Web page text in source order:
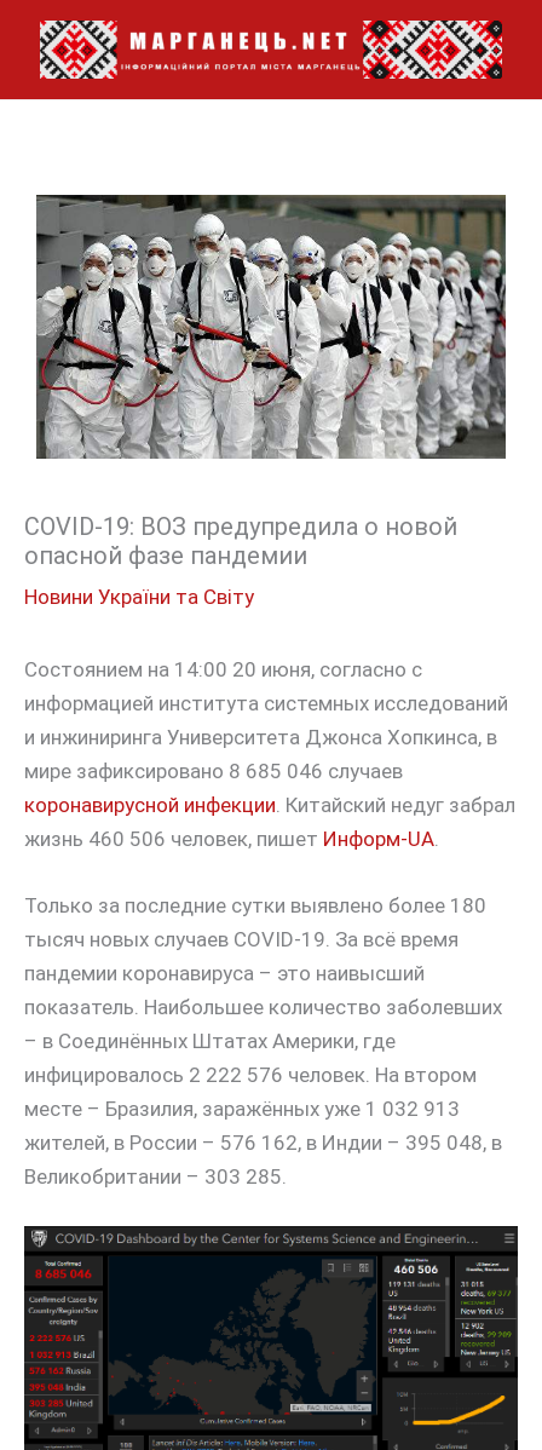
Перейти
вмісту
COVID-19: ВОЗ предупредила о новой
опасной фазе пандемии
Новини України та Світу
Состоянием на 14:00 20 июня, согласно с
информацией института системных исследований
и инжиниринга Университета Джонса Хопкинса, в
мире зафиксировано 8 685 046 случаев
коронавирусной инфекции . Китайский недуг забрал
жизнь 460 506 человек, пишет Информ-UA
Только за последние сутки выявлено более 180
тысяч новых случаев COVID-19. За всё время
пандемии коронавируса – это наивысший
показатель. Наибольшее количество заболевших
– в Соединённых Штатах Америки, где
инфицировалось 2 222 576 человек. На втором
месте – Бразилия, заражённых уже 1 032 913
жителей, в России – 576 162, в Индии – 395 048, в
Великобритании – 303 285.